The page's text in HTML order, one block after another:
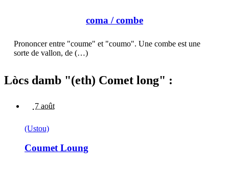
coma / combe
Prononcer entre "coume" et "coumo". Une combe est une
sorte de vallon, de (…)
Lòcs damb "(eth) Comet long" :
7 août
(Ustou)
Coumet Loung